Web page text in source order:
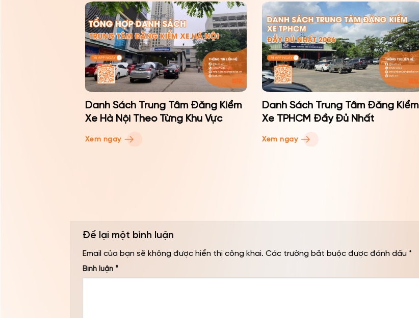
Danh Sách Trung Tâm Đăng Kiểm
Xe Hà Nội Theo Từng Khu Vực
Xem ngay
Danh Sách Trung Tâm Đăng Kiểm
Xe TPHCM Đầy Đủ Nhất
Xem ngay
Để lại một bình luận
Email của bạn sẽ không được hiển thị công khai. Các trường bắt buộc được đánh dấu *
Bình luận *